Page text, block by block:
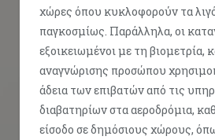
χώρες όπου κυκλοφορούν τα
παγκοσμίως. Παράλληλα, οι
εξοικειωμένοι με τη βιομετρία,
αναγνώρισης προσώπου
άδεια των επιβατών από τις
διαβατηρίων στα αεροδρόμια,
είσοδο σε δημόσιους χώρους,